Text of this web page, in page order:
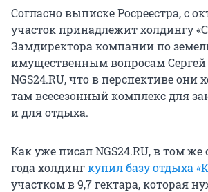
Согласно выписке Росреестра, с
участок принадлежит холдингу
Замдиректора компании по
имущественным вопросам
NGS24.RU, что в перспективе они
там всесезонный комплекс для
и для отдыха.
Как уже писал NGS24.RU, в том же
года холдингкупил базу отдыха
участком в 9,7 гектара, которая